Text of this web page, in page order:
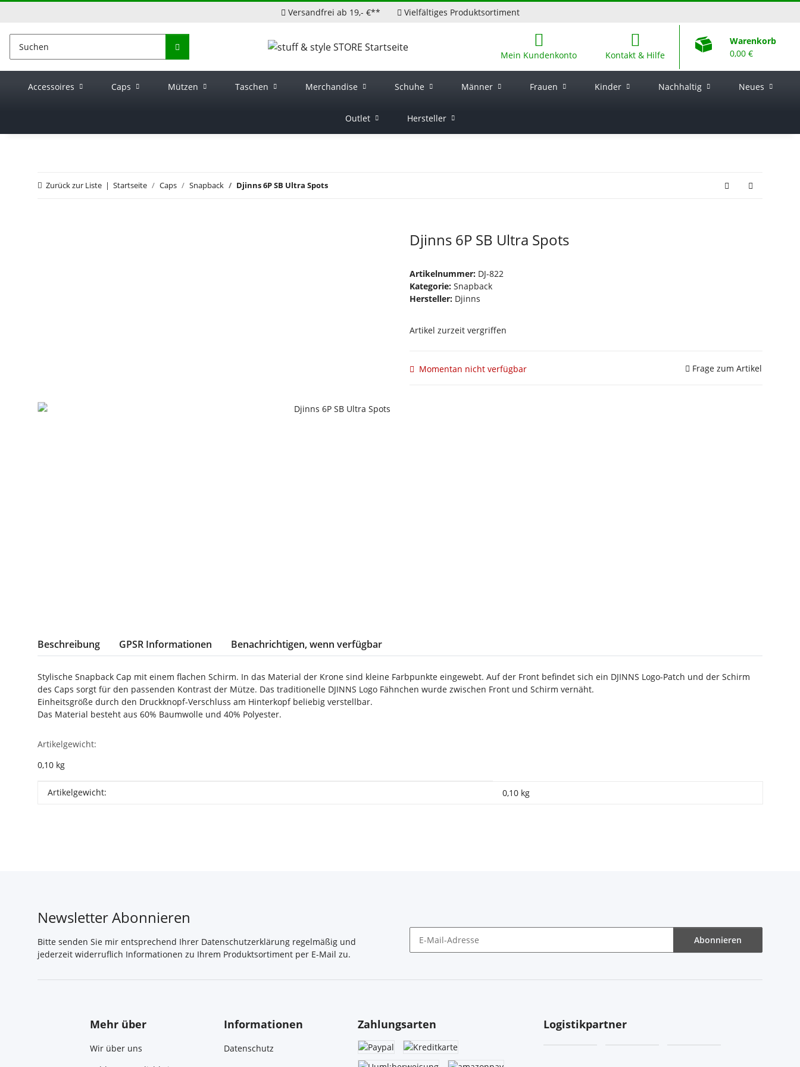
Versandfrei ab 19,- €** Vielfältiges Produktsortiment
Mein Kundenkonto Kontakt & Hilfe
Warenkorb
0,00 €
Accessoires Caps Mützen Taschen Merchandise Schuhe Männer Frauen Kinder Nachhaltig Neues
Outlet Hersteller
Zurück zur Liste Startseite Caps Snapback Djinns 6P SB Ultra Spots
Djinns 6P SB Ultra Spots
Artikelnummer: DJ-822
Kategorie: Snapback
Hersteller: Djinns
Artikel zurzeit vergriffen
Momentan nicht verfügbar Frage zum Artikel
weitere Registerkarten anzeigen
Beschreibung GPSR Informationen Benachrichtigen, wenn verfügbar
Stylische Snapback Cap mit einem flachen Schirm. In das Material der Krone sind kleine Farbpunkte eingewebt. Auf der Front befindet sich ein DJINNS Logo-Patch und der Schirm
des Caps sorgt für den passenden Kontrast der Mütze. Das traditionelle DJINNS Logo Fähnchen wurde zwischen Front und Schirm vernäht.
Einheitsgröße durch den Druckknopf-Verschluss am Hinterkopf beliebig verstellbar.
Das Material besteht aus 60% Baumwolle und 40% Polyester.
Artikelgewicht:
0,10 kg
Produkteigenschaft
Wert
Artikelgewicht: 0,10 kg
Newsletter Abonnieren
Bitte senden Sie mir entsprechend Ihrer Datenschutzerklärung regelmäßig und
jederzeit widerruflich Informationen zu Ihrem Produktsortiment per E-Mail zu.
Abonnieren
Mehr über
Wir über uns
Informationen
Datenschutz
Zahlungsarten Logistikpartner